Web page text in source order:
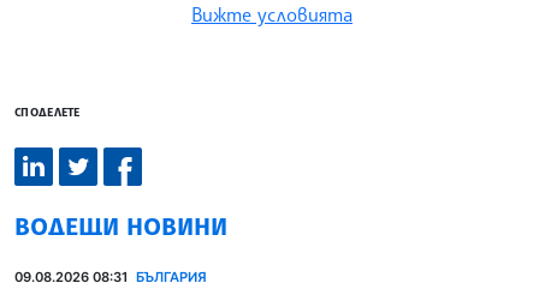
Вижте условията
СПОДЕЛЕТЕ
ВОДЕЩИ НОВИНИ
09.08.2026 08:31 БЪЛГАРИЯ